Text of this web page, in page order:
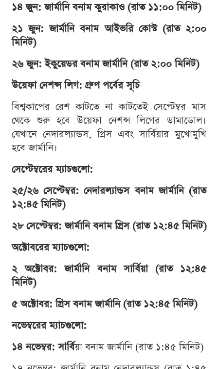
১৪ জুন: জার্মানি বনাম কুরাকাও (রাত ১১:০০ মিনিট)
২১ জুন: জার্মানি বনাম আইভরি কোস্ট (রাত ২:০০
মিনিট)
২৬ জুন: ইকুয়েডর বনাম জার্মানি (রাত ২:০০ মিনিট)
উয়েফা নেশন্স লিগ: গ্রুপ পর্বের সূচি
বিশ্বকাপের রেশ কাটতে না কাটতেই সেপ্টেম্বর মাস
থেকে শুরু হবে উয়েফা নেশন্স লিগের ডামাডোল।
যেখানে নেদারল্যান্ডস, গ্রিস এবং সার্বিয়ার মুখোমুখি
হবে জার্মানি।
সেপ্টেম্বরের ম্যাচগুলো:
২৫/২৬ সেপ্টেম্বর: নেদারল্যান্ডস বনাম জার্মানি (রাত
১২:৪৫ মিনিট)
২৮ সেপ্টেম্বর: জার্মানি বনাম গ্রিস (রাত ১২:৪৫ মিনিট)
অক্টোবরের ম্যাচগুলো:
২ অক্টোবর: জার্মানি বনাম সার্বিয়া (রাত ১২:৪৫
মিনিট)
৫ অক্টোবর: গ্রিস বনাম জার্মানি (রাত ১২:৪৫ মিনিট)
নভেম্বরের ম্যাচগুলো:
১৪ নভেম্বর: সার্বিয়া বনাম জার্মানি (রাত ১:৪৫ মিনিট)